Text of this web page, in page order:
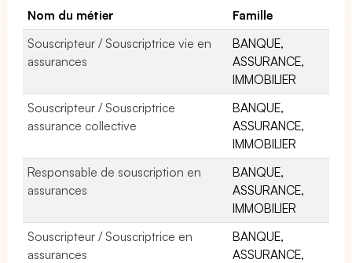
Nom du métier
Famille
Souscripteur / Souscriptrice vie en
assurances
BANQUE,
ASSURANCE,
IMMOBILIER
Souscripteur / Souscriptrice
assurance collective
BANQUE,
ASSURANCE,
IMMOBILIER
Responsable de souscription en
assurances
BANQUE,
ASSURANCE,
IMMOBILIER
Souscripteur / Souscriptrice en
assurances
BANQUE,
ASSURANCE,